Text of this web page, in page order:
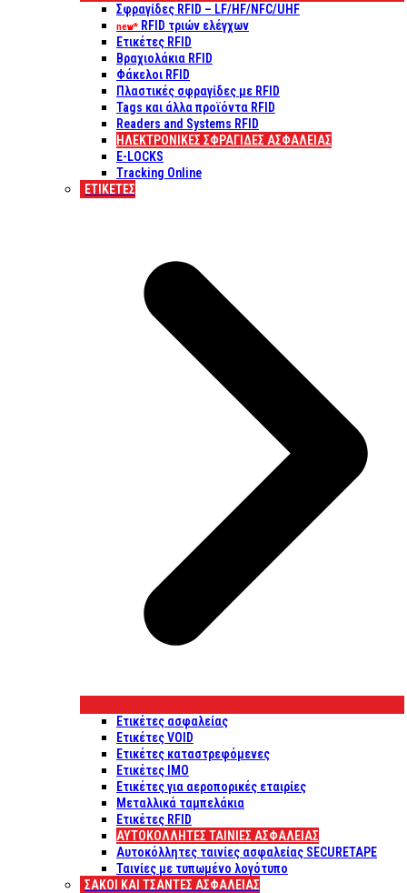
Σφραγίδες RFID – LF/HF/NFC/UHF
new* RFID τριών ελέγχων
Ετικέτες RFID
Βραχιολάκια RFID
Φάκελοι RFID
Πλαστικές σφραγίδες με RFID
Tags και άλλα προϊόντα RFID
Readers and Systems RFID
ΗΛΕΚΤΡΟΝΙΚΕΣ ΣΦΡΑΓΙΔΕΣ ΑΣΦΑΛΕΙΑΣ
E-LOCKS
Tracking Online
ΕΤΙΚΈΤΕΣ
Ετικέτες ασφαλείας
Ετικέτες VOID
Ετικέτες καταστρεφόμενες
Ετικέτες IMO
Ετικέτες για αεροπορικές εταιρίες
Μεταλλικά ταμπελάκια
Ετικέτες RFID
ΑΥΤΟΚΌΛΛΗΤΕΣ ΤΑΙΝΊΕΣ ΑΣΦΑΛΕΊΑΣ
Αυτοκόλλητες ταινίες ασφαλείας SECURETAPE
Ταινίες με τυπωμένο λογότυπο
ΣΆΚΟΙ ΚΑΙ ΤΣΆΝΤΕΣ ΑΣΦΑΛΕΊΑΣ